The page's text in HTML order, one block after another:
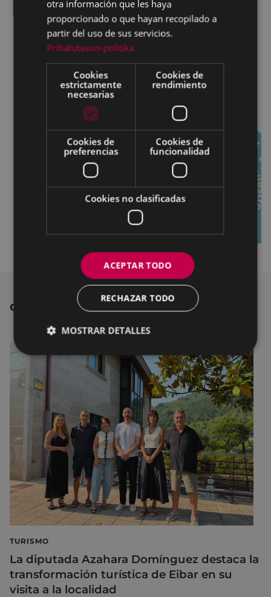
OTRAS NOTICIAS
TURISMO
La diputada Azahara Domínguez destaca la
transformación turística de Eibar en su
visita a la localidad
otra información que les haya
proporcionado o que hayan recopilado a
partir del uso de sus servicios.
Pribatutasun-politika
Cookies
estrictamente
necesarias
Cookies de
rendimiento
Cookies de
preferencias
Cookies de
funcionalidad
Cookies no clasificadas
ACEPTAR TODO
RECHAZAR TODO
MOSTRAR DETALLES